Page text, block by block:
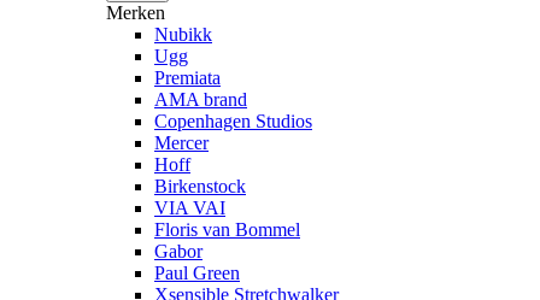
Merken
Nubikk
Ugg
Premiata
AMA brand
Copenhagen Studios
Mercer
Hoff
Birkenstock
VIA VAI
Floris van Bommel
Gabor
Paul Green
Xsensible Stretchwalker